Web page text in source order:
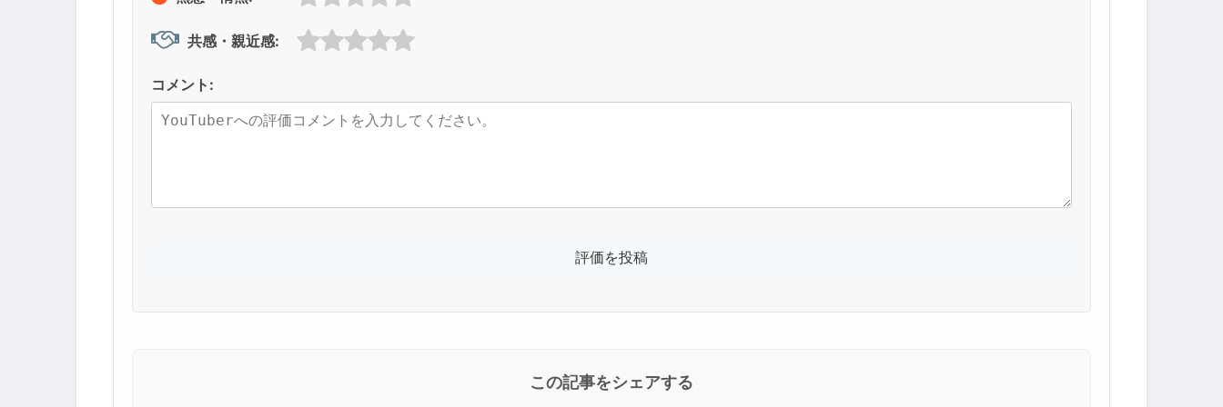
共感・親近感:
コメント:
この記事をシェアする